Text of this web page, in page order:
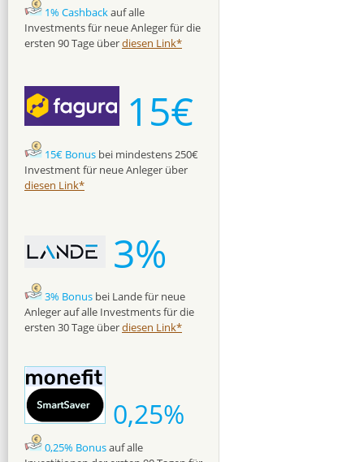
1% Cashbackauf alle
Investments für neue Anleger für die
ersten 90 Tage überdiesen Link*
15€
15€ Bonus bei mindestens 250€
Investment für neue Anleger über
diesen Link*
3%
3% Bonus bei Lande für neue
Anleger auf alle Investments für die
ersten 30 Tage überdiesen Link*
0,25%
0,25% Bonusauf alle